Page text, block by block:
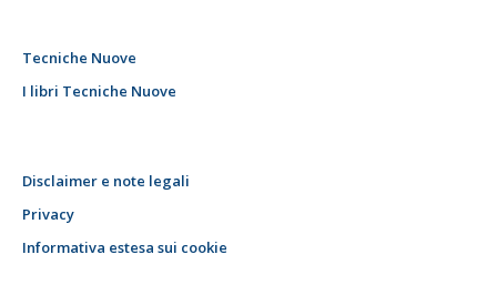
Tecniche Nuove
I libri Tecniche Nuove
Disclaimer e note legali
Privacy
Informativa estesa sui cookie